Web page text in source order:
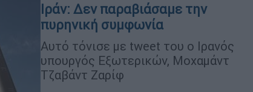
Ιράν: Δεν παραβιάσαμε την
πυρηνική συμφωνία
Αυτό τόνισε με tweet του ο Ιρανός
υπουργός Εξωτερικών, Μοχαμάντ
Τζαβάντ Ζαρίφ